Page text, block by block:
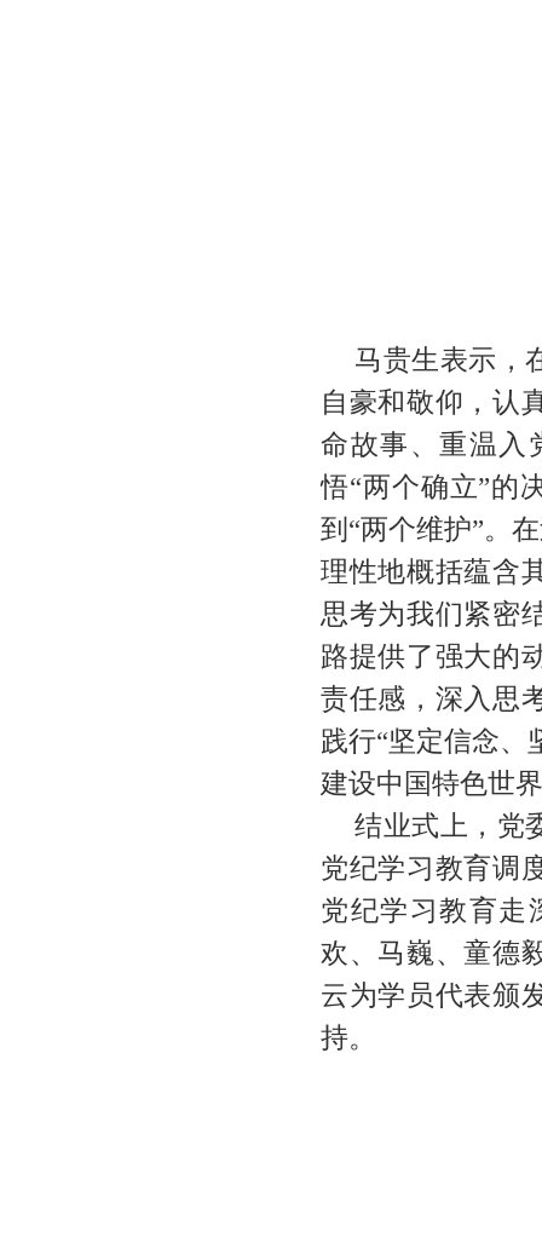
马贵生表示，
自豪和敬仰，认
命故事、重温入
悟“两个确立”的
到“两个维护”。
理性地概括蕴含
思考为我们紧密
路提供了强大的
责任感，深入思
践行“坚定信念、
建设中国特色世
结业式上，党
党纪学习教育调
党纪学习教育走
欢、马巍、童德
云为学员代表颁
持。